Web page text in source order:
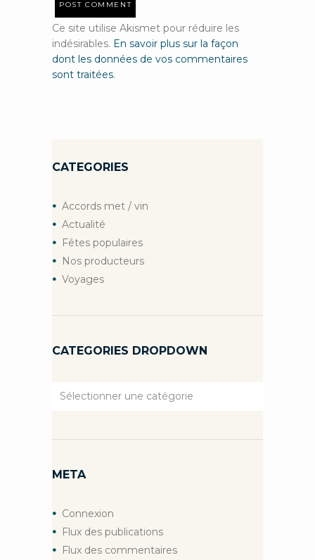
Ce site utilise Akismet pour réduire les
indésirables. En savoir plus sur la façon
dont les données de vos commentaires
sont traitées.
CATEGORIES
Accords met / vin
Actualité
Fêtes populaires
Nos producteurs
Voyages
CATEGORIES DROPDOWN
Categories
META
Connexion
Flux des publications
Flux des commentaires